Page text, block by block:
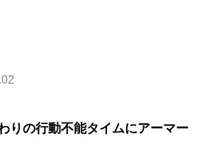
りの行動不能タイムにアーマー